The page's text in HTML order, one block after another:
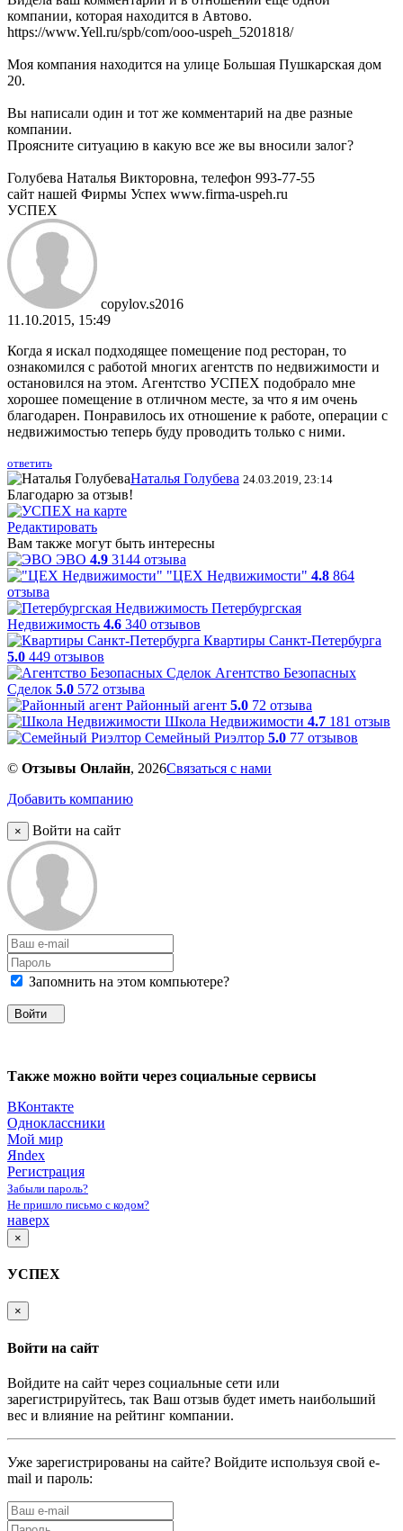
компании, которая находится в Автово.
https://www.Yell.ru/spb/com/ooo-uspeh_5201818/
Моя компания находится на улице Большая Пушкарская дом
20.
Вы написали один и тот же комментарий на две разные
компании.
Проясните ситуацию в какую все же вы вносили залог?
Голубева Наталья Викторовна, телефон 993-77-55
сайт нашей Фирмы Успех www.firma-uspeh.ru
УСПЕХ
copylov.s2016
11.10.2015, 15:49
Когда я искал подходящее помещение под ресторан, то
ознакомился с работой многих агентств по недвижимости и
остановился на этом. Агентство УСПЕХ подобрало мне
хорошее помещение в отличном месте, за что я им очень
благодарен. Понравилось их отношение к работе, операции с
недвижимостью теперь буду проводить только с ними.
ответить
Наталья Голубева 24.03.2019, 23:14
Благодарю за отзыв!
Редактировать
Вам также могут быть интересны
ЭВО 4.9 3144 отзыва
"ЦЕХ Недвижимости" 4.8 864
отзыва
Петербургская
Недвижимость 4.6 340 отзывов
Квартиры Санкт-Петербурга
5.0 449 отзывов
Агентство Безопасных
Сделок 5.0 572 отзыва
Районный агент 5.0 72 отзыва
Школа Недвижимости 4.7 181 отзыв
Семейный Риэлтор 5.0 77 отзывов
© Отзывы Онлайн, 2026Связаться с нами
Добавить компанию
× Войти на сайт
Запомнить на этом компьютере?
Войти
Также можно войти через социальные сервисы
ВКонтакте
Одноклассники
Мой мир
Яndex
Регистрация
Забыли пароль?
Не пришло письмо с кодом?
наверх
×
УСПЕХ
×
Войти на сайт
Войдите на сайт через социальные сети или
зарегистрируйтесь, так Ваш отзыв будет иметь наибольший
вес и влияние на рейтинг компании.
Уже зарегистрированы на сайте? Войдите используя свой e-
mail и пароль: